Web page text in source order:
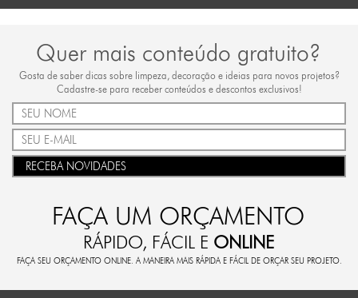
Quer mais conteúdo gratuito?
Gosta de saber dicas sobre limpeza, decoração e ideias para novos projetos?
Cadastre-se para receber conteúdos e descontos exclusivos!
RECEBA NOVIDADES
FAÇA UM ORÇAMENTO
RÁPIDO, FÁCIL E ONLINE
FAÇA SEU ORÇAMENTO ONLINE. A MANEIRA MAIS RÁPIDA E FÁCIL DE ORÇAR SEU PROJETO.